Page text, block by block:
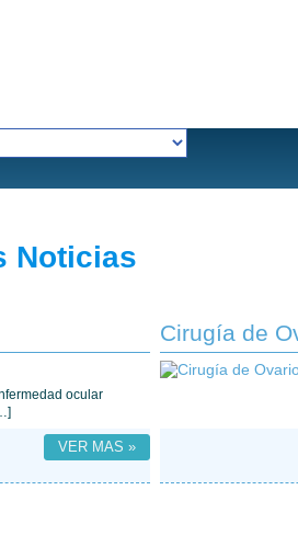
Noticias
ocular
VER MAS »
Cirugía de